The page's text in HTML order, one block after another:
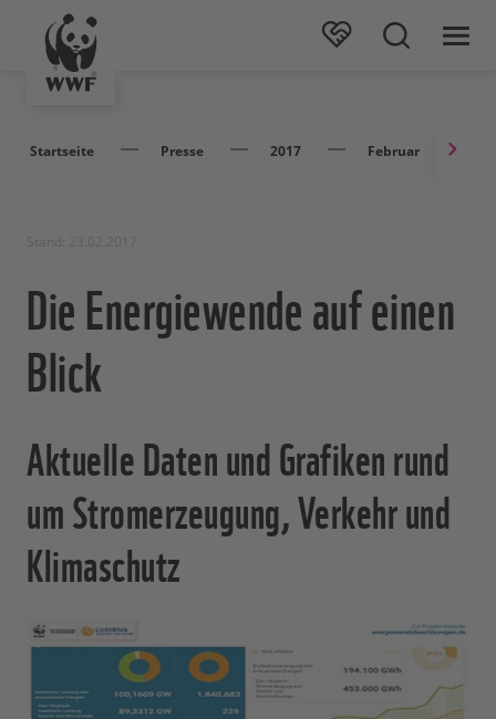
Startseite Presse 2017 Februar
Die Energiewende auf einen
Blick
Aktuelle Daten und Grafiken rund
um Stromerzeugung, Verkehr und
Klimaschutz